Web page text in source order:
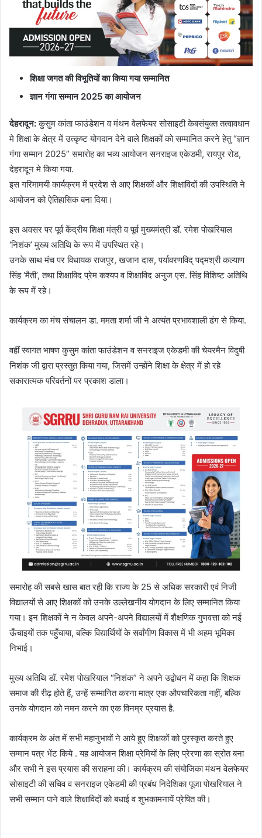
शिक्षा जगत की विभूतियों का किया गया सम्मानित
ज्ञान गंगा सम्मान 2025 का आयोजन
देहरादून:कुसुम कांता फाउंडेशन व मंथन वेलफेयर सोसाइटी केबसंयुक्त तत्वावधान
मे शिक्षा के क्षेत्र में उत्कृष्ट योगदान देने वाले शिक्षकों को सम्मानित करने हेतु “ज्ञान
गंगा सम्मान 2025” समारोह का भव्य आयोजन सनराइज एकेडमी, रायपुर रोड,
देहरादून मे किया गया.
इस गरिमामयी कार्यक्रम में प्रदेश से आए शिक्षकों और शिक्षाविदों की उपस्थिति ने
आयोजन को ऐतिहासिक बना दिया।
इस अवसर पर पूर्व केंद्रीय शिक्षा मंत्री व पूर्व मुख्यमंत्री डॉ. रमेश पोखरियाल
‘निशंक’ मुख्य अतिथि के रूप में उपस्थित रहे।
उनके साथ मंच पर विधायक राजपुर, खजान दास, पर्यावरणविद् पद्मश्री कल्याण
सिंह ‘मैती’, तथा शिक्षाविद प्रेम कश्यप व शिक्षाविद अनुज एस. सिंह विशिष्ट अतिथि
के रूप में रहे।
कार्यक्रम का मंच संचालन डा. ममता शर्मा जी ने अत्यंत प्रभावशाली ढंग से किया.
वहीं स्वागत भाषण कुसुम कांता फाउंडेशन व सनराइज एकेडमी की चेयरमैन विदुषी
निशंक जी द्वारा प्रस्तुत किया गया, जिसमें उन्होंने शिक्षा के क्षेत्र में हो रहे
सकारात्मक परिवर्तनों पर प्रकाश डाला।
समारोह की सबसे खास बात रही कि राज्य के 25 से अधिक सरकारी एवं निजी
विद्यालयों से आए शिक्षकों को उनके उल्लेखनीय योगदान के लिए सम्मानित किया
गया। इन शिक्षकों ने न केवल अपने-अपने विद्यालयों में शैक्षणिक गुणवत्ता को नई
ऊँचाइयों तक पहुँचाया, बल्कि विद्यार्थियों के सर्वांगीण विकास में भी अहम भूमिका
निभाई।
मुख्य अतिथि डॉ. रमेश पोखरियाल “निशंक” ने अपने उद्बोधन में कहा कि शिक्षक
समाज की रीढ़ होते हैं, उन्हें सम्मानित करना मात्र एक औपचारिकता नहीं, बल्कि
उनके योगदान को नमन करने का एक विनम्र प्रयास है.
कार्यक्रम के अंत में सभी महानुभावों ने आये हुए शिक्षकों को पुरस्कृत करते हुए
सम्मान पत्र भेंट किये . यह आयोजन शिक्षा प्रेमियों के लिए प्रेरणा का स्रोत बना
और सभी ने इस प्रयास की सराहना की। कार्यक्रम की संयोजिका मंथन वेलफेयर
सोसाइटी की सचिव व सनराइज एकेडमी की प्रबंध निदेशिका पूजा पोखरियाल ने
सभी सम्मान पाने वाले शिक्षाविदों को बधाई व शुभकामनायें प्रेषित की।